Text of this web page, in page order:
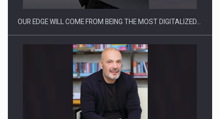
OUR EDGE WILL COME FROM BEING THE MOST DIGITALIZED…